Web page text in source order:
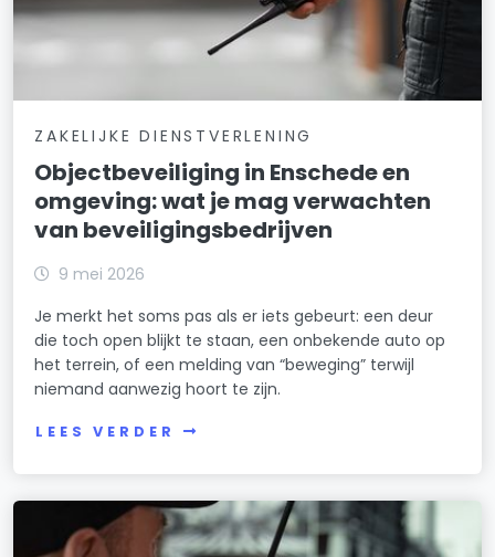
ZAKELIJKE DIENSTVERLENING
Objectbeveiliging in Enschede en
omgeving: wat je mag verwachten
van beveiligingsbedrijven
9 mei 2026
Je merkt het soms pas als er iets gebeurt: een deur
die toch open blijkt te staan, een onbekende auto op
het terrein, of een melding van “beweging” terwijl
niemand aanwezig hoort te zijn.
LEES VERDER